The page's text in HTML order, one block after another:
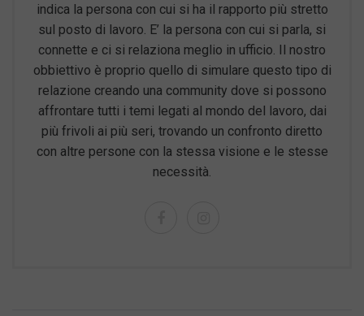
indica la persona con cui si ha il rapporto più stretto
sul posto di lavoro. E’ la persona con cui si parla, si
connette e ci si relaziona meglio in ufficio. Il nostro
obbiettivo è proprio quello di simulare questo tipo di
relazione creando una community dove si possono
affrontare tutti i temi legati al mondo del lavoro, dai
più frivoli ai più seri, trovando un confronto diretto
con altre persone con la stessa visione e le stesse
necessità.